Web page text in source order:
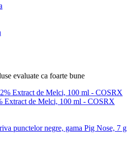
evaluate ca foarte bune
Extract de Melci, 100 ml - COSRX